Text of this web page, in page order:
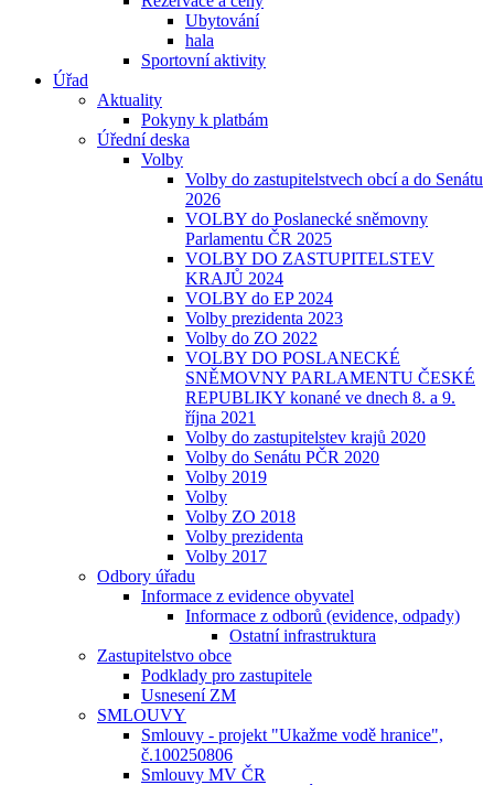
Ubytování
hala
Sportovní aktivity
Úřad
Aktuality
Pokyny k platbám
Úřední deska
Volby
Volby do zastupitelstvech obcí a do Senátu
2026
VOLBY do Poslanecké sněmovny
Parlamentu ČR 2025
VOLBY DO ZASTUPITELSTEV
KRAJŮ 2024
VOLBY do EP 2024
Volby prezidenta 2023
Volby do ZO 2022
VOLBY DO POSLANECKÉ
SNĚMOVNY PARLAMENTU ČESKÉ
REPUBLIKY konané ve dnech 8. a 9.
října 2021
Volby do zastupitelstev krajů 2020
Volby do Senátu PČR 2020
Volby 2019
Volby
Volby ZO 2018
Volby prezidenta
Volby 2017
Odbory úřadu
Informace z evidence obyvatel
Informace z odborů (evidence, odpady)
Ostatní infrastruktura
Zastupitelstvo obce
Podklady pro zastupitele
Usnesení ZM
SMLOUVY
Smlouvy - projekt "Ukažme vodě hranice",
č.100250806
Smlouvy MV ČR